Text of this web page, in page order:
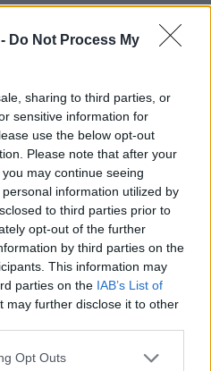
Do Not Process My
sharing to third parties, or
sensitive information for
use the below opt-out
Please note that after your
may continue seeing
information utilized by
to third parties prior to
opt-out of the further
by third parties on the
This information may
parties on the IAB’s List of
may further disclose it to other
Opt Outs
kuusi uutta
– Jaromir Jagr